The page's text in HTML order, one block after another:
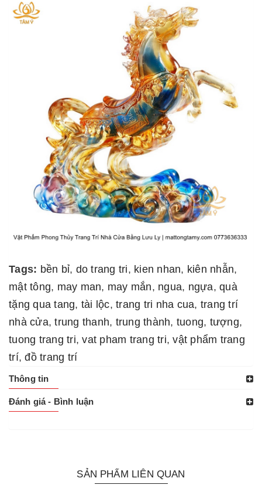
Tags: bền bỉ, do trang tri, kien nhan, kiên nhẫn,
mật tông, may man, may mắn, ngua, ngựa, quà
tặng qua tang, tài lộc, trang tri nha cua, trang trí
nhà cửa,trung thanh, trung thành, tuong, tượng,
tuong trang tri,vat pham trang tri,vật phẩm trang
trí,đồ trang trí
Thông tin
Đánh giá - Bình luận
SẢN PHẨM LIÊN QUAN